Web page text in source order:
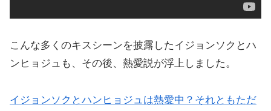
こんな多くのキスシーンを披露したイジョンソクとハ
ンヒョジュも、その後、熱愛説が浮上しました。
イジョンソクとハンヒョジュは熱愛中？それともただ